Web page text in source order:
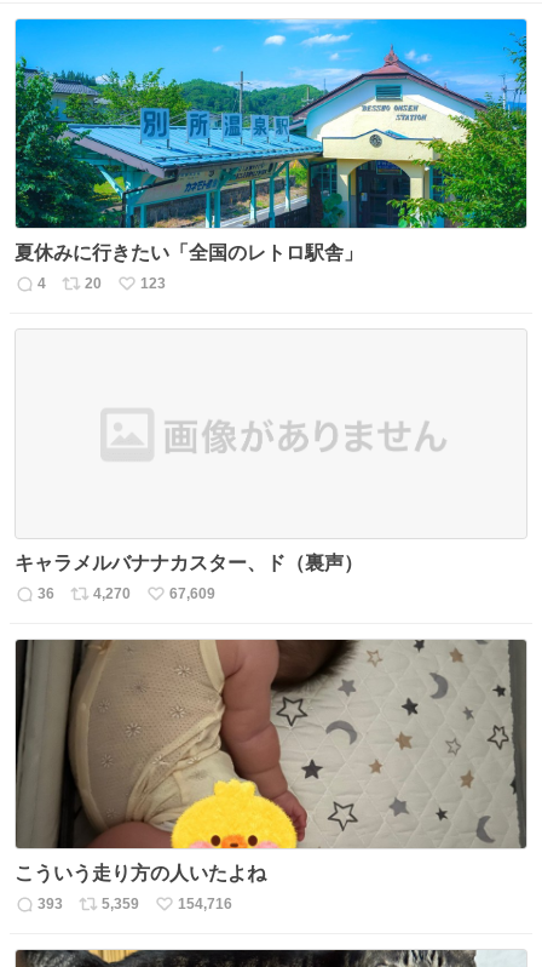
夏休みに行きたい「全国のレトロ駅舎」
返
4
リ
20
い
123
キャラメルバナナカスター、ド（裏声）
返
数
36
リ
ス
ト
数
4,270
い
67,609
こういう走り方の人いたよね
返
393
リ
5,359
い
154,716